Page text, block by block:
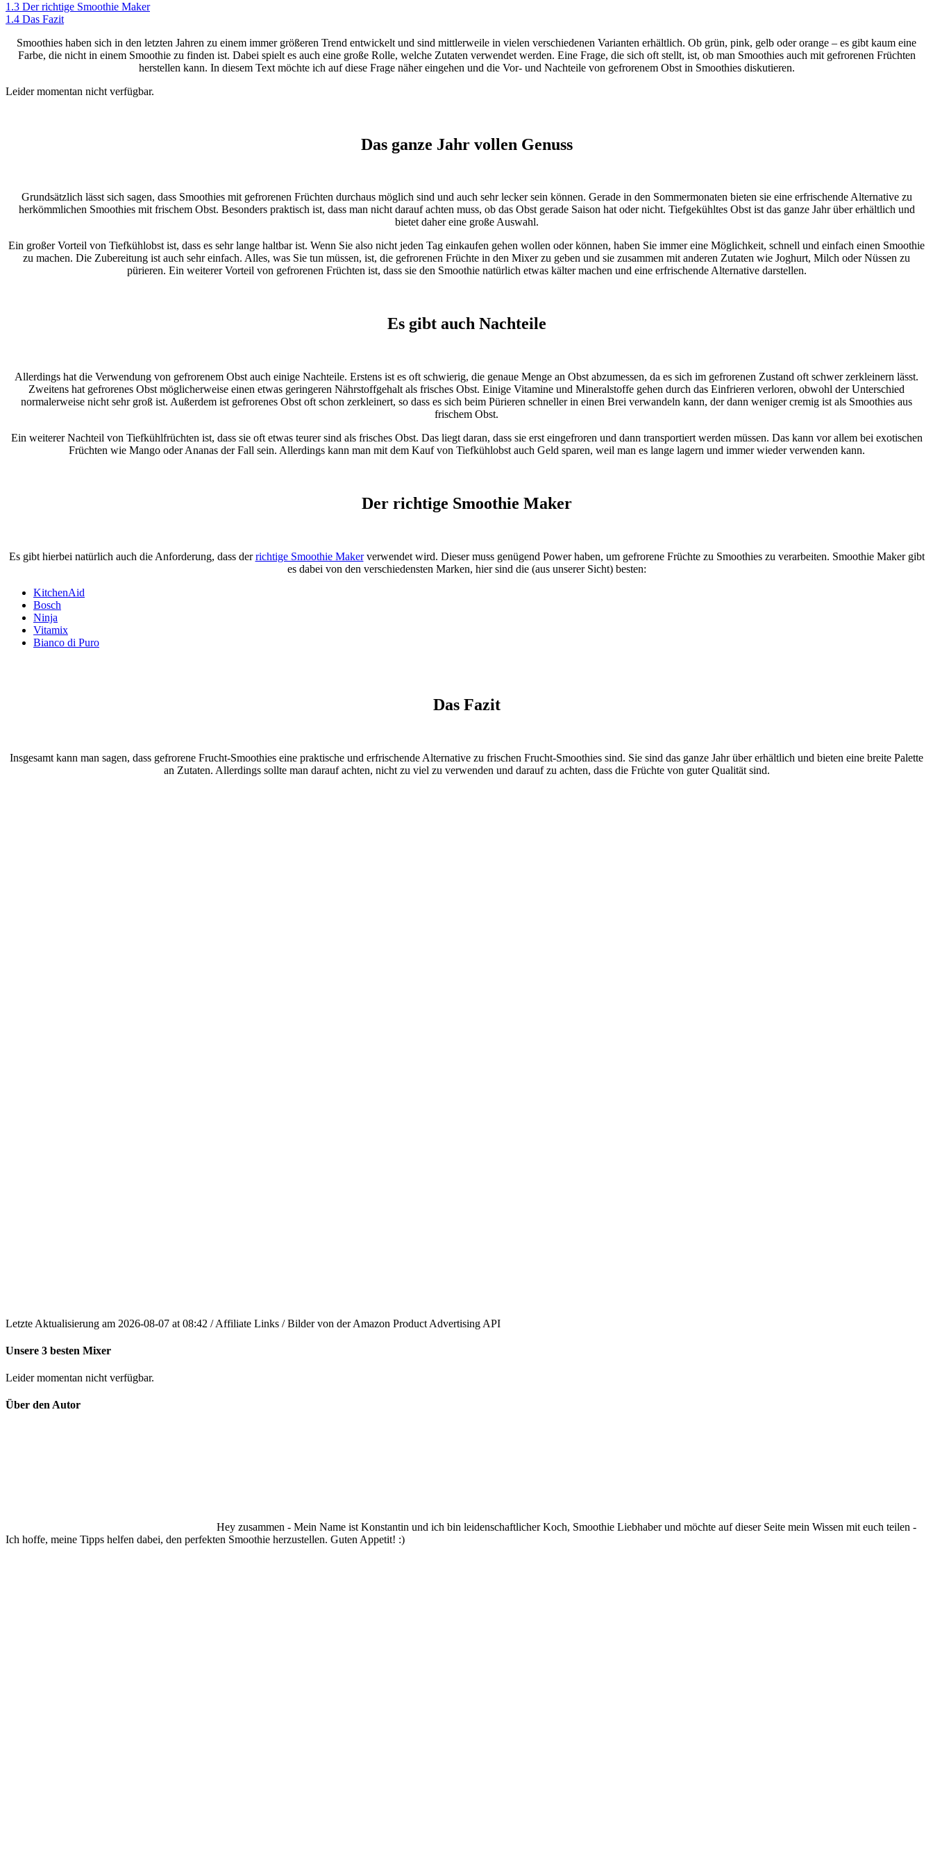
1.3 Der richtige Smoothie Maker
1.4 Das Fazit
Smoothies haben sich in den letzten Jahren zu einem immer größeren Trend entwickelt und sind mittlerweile in vielen verschiedenen Varianten erhältlich. Ob grün, pink, gelb oder orange – es gibt kaum eine
Farbe, die nicht in einem Smoothie zu finden ist. Dabei spielt es auch eine große Rolle, welche Zutaten verwendet werden. Eine Frage, die sich oft stellt, ist, ob man Smoothies auch mit gefrorenen Früchten
herstellen kann. In diesem Text möchte ich auf diese Frage näher eingehen und die Vor- und Nachteile von gefrorenem Obst in Smoothies diskutieren.
Leider momentan nicht verfügbar.
Das ganze Jahr vollen Genuss
Grundsätzlich lässt sich sagen, dass Smoothies mit gefrorenen Früchten durchaus möglich sind und auch sehr lecker sein können. Gerade in den Sommermonaten bieten sie eine erfrischende Alternative zu
herkömmlichen Smoothies mit frischem Obst. Besonders praktisch ist, dass man nicht darauf achten muss, ob das Obst gerade Saison hat oder nicht. Tiefgekühltes Obst ist das ganze Jahr über erhältlich und
bietet daher eine große Auswahl.
Ein großer Vorteil von Tiefkühlobst ist, dass es sehr lange haltbar ist. Wenn Sie also nicht jeden Tag einkaufen gehen wollen oder können, haben Sie immer eine Möglichkeit, schnell und einfach einen Smoothie
zu machen. Die Zubereitung ist auch sehr einfach. Alles, was Sie tun müssen, ist, die gefrorenen Früchte in den Mixer zu geben und sie zusammen mit anderen Zutaten wie Joghurt, Milch oder Nüssen zu
pürieren. Ein weiterer Vorteil von gefrorenen Früchten ist, dass sie den Smoothie natürlich etwas kälter machen und eine erfrischende Alternative darstellen.
Es gibt auch Nachteile
Allerdings hat die Verwendung von gefrorenem Obst auch einige Nachteile. Erstens ist es oft schwierig, die genaue Menge an Obst abzumessen, da es sich im gefrorenen Zustand oft schwer zerkleinern lässt.
Zweitens hat gefrorenes Obst möglicherweise einen etwas geringeren Nährstoffgehalt als frisches Obst. Einige Vitamine und Mineralstoffe gehen durch das Einfrieren verloren, obwohl der Unterschied
normalerweise nicht sehr groß ist. Außerdem ist gefrorenes Obst oft schon zerkleinert, so dass es sich beim Pürieren schneller in einen Brei verwandeln kann, der dann weniger cremig ist als Smoothies aus
frischem Obst.
Ein weiterer Nachteil von Tiefkühlfrüchten ist, dass sie oft etwas teurer sind als frisches Obst. Das liegt daran, dass sie erst eingefroren und dann transportiert werden müssen. Das kann vor allem bei exotischen
Früchten wie Mango oder Ananas der Fall sein. Allerdings kann man mit dem Kauf von Tiefkühlobst auch Geld sparen, weil man es lange lagern und immer wieder verwenden kann.
Der richtige Smoothie Maker
Es gibt hierbei natürlich auch die Anforderung, dass derrichtige Smoothie Makerverwendet wird. Dieser muss genügend Power haben, um gefrorene Früchte zu Smoothies zu verarbeiten. Smoothie Maker gibt
es dabei von den verschiedensten Marken, hier sind die (aus unserer Sicht) besten:
KitchenAid
Bosch
Ninja
Vitamix
Bianco di Puro
Das Fazit
Insgesamt kann man sagen, dass gefrorene Frucht-Smoothies eine praktische und erfrischende Alternative zu frischen Frucht-Smoothies sind. Sie sind das ganze Jahr über erhältlich und bieten eine breite Palette
an Zutaten. Allerdings sollte man darauf achten, nicht zu viel zu verwenden und darauf zu achten, dass die Früchte von guter Qualität sind.
Letzte Aktualisierung am 2026-08-07 at 08:42 / Affiliate Links / Bilder von der Amazon Product Advertising API
Unsere 3 besten Mixer
Leider momentan nicht verfügbar.
Über den Autor
Hey zusammen - Mein Name ist Konstantin und ich bin leidenschaftlicher Koch, Smoothie Liebhaber und möchte auf dieser Seite mein Wissen mit euch teilen -
Ich hoffe, meine Tipps helfen dabei, den perfekten Smoothie herzustellen. Guten Appetit! :)